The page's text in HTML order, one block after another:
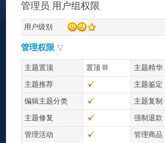
管理员 用户组权限
用户级别
管理权限
主题置顶 置顶 III 主题精华
主题推荐
主题鉴定
编辑主题分类
主题复制
主题修复
强制退款
管理活动
管理商品